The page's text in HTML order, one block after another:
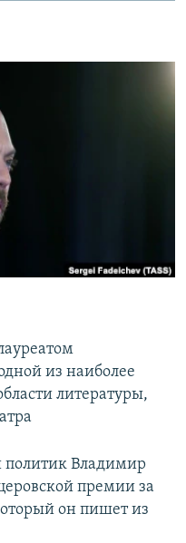
из наиболее
литературы,
Владимир
премии за
он пишет из